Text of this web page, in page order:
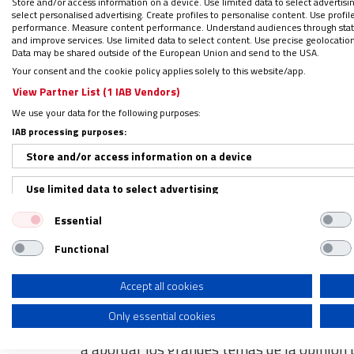
Pero no solo de contratos han hablado
temas, el balance económico de la Santa
vaticanos. Poco a poco van dando pasos
promulgada por Juan Pablo II. Aunque
que tiene que reflejar de alguna manera
El Papa “hipster” que participa
“No eres nadie en Estados Unidos si no
amigo cuando le digo el nuevo
entrevistas y ruedas de prensa se refiere,
presenteen el foro más “hipster” del
TED son las siglas de Tecnología,
a abordar los grandes temas de la
select personalised advertising. Create profiles to personalise content. Use
performance. Measure content performance. Understand audiences through
and improve services. Use limited data to select content. Use precise
Data may be shared outside of the European Union and send to the USA.
Your consent and the cookie policy applies solely to this website/app.
View Partner List (1 IAB Vendors)
We use your data for the following purposes:
IAB processing purposes:
Store and/or access information on a device
Use limited data to select advertising
Create profiles for personalised advertising
Use profiles to select personalised advertising
Create profiles to personalise content
Use profiles to select personalised content
Measure advertising performance
Essential
Functional
Accept all cookies
Only essential cookies